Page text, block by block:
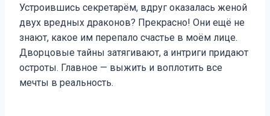
Устроившись секретарём, вдруг оказалась женой
двух вредных драконов? Прекрасно! Они ещё не
знают, какое им перепало счастье в моём лице.
Дворцовые тайны затягивают, а интриги придают
остроты. Главное — выжить и воплотить все
мечты в реальность.